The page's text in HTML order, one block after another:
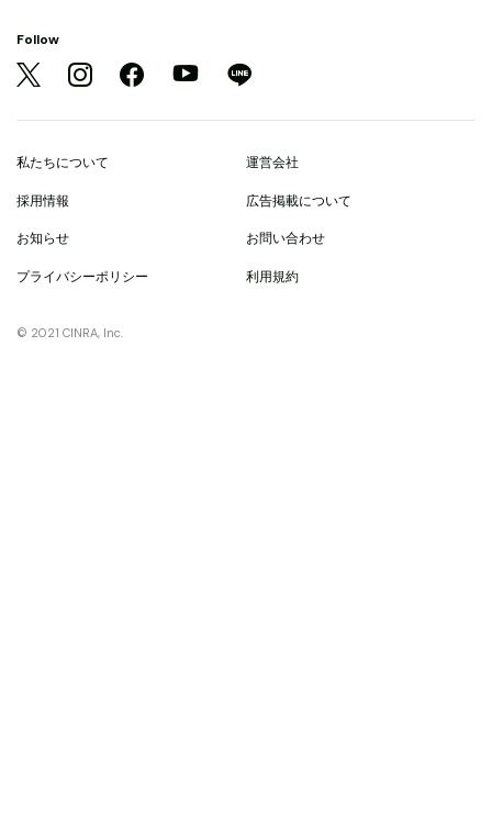
Follow
私たちについて 運営会社
採用情報 広告掲載について
お知らせ お問い合わせ
プライバシーポリシー 利用規約
© 2021 CINRA, Inc.